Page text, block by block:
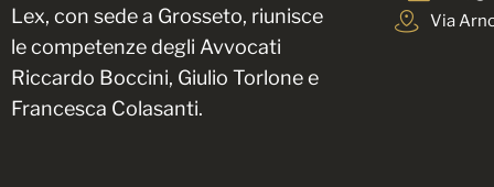
Lex, con sede a Grosseto, riunisce
le competenze degli Avvocati
Riccardo Boccini, Giulio Torlone e
Francesca Colasanti.
Via